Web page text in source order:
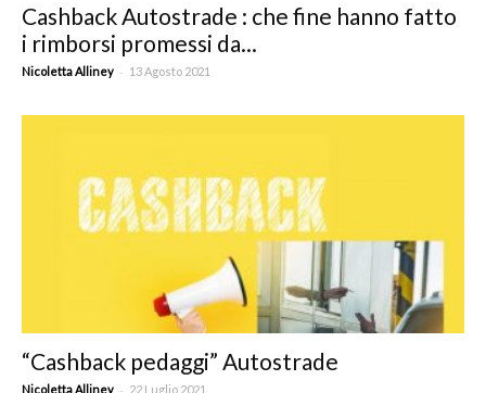
Cashback Autostrade : che fine hanno fatto
i rimborsi promessi da...
Nicoletta Alliney - 13 Agosto 2021
“Cashback pedaggi” Autostrade
Nicoletta Alliney - 22 Luglio 2021